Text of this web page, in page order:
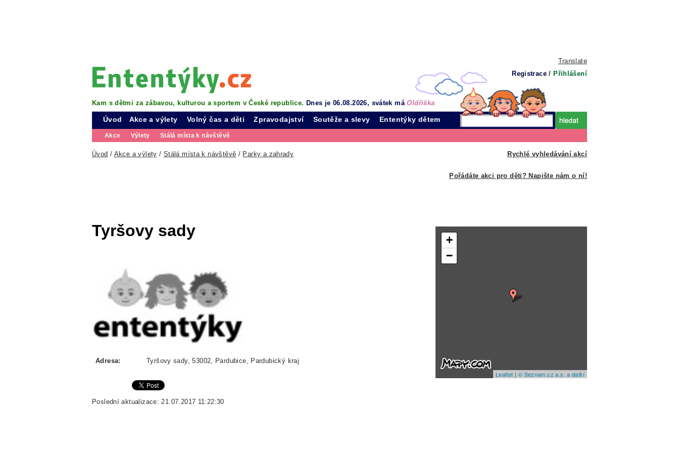
Translate
Registrace / Přihlášení
Kam s dětmi za zábavou, kulturou a sportem v České republice. Dnes je 06.08.2026, svátek máOldřiška
Úvod Akce a výlety
Akce Výlety Stálá místa k návštěvě
Volný čas a děti Zpravodajství Soutěže a slevy Ententýky dětem
Rychlé vyhledávání akcí
Úvod / Akce a výlety / Stálá místa k návštěvě / Parky a zahrady
Pořádáte akci pro děti? Napište nám o ní!
Tyršovy sady
Adresa: Tyršovy sady, 53002, Pardubice, Pardubický kraj
Poslední aktualizace: 21.07.2017 11:22:30
+
−
Leaflet | © Seznam.cz a.s. a další